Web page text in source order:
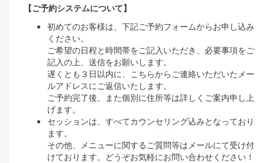
【ご予約システムについて】
初めてのお客様は、下記ご予約フォームからお申し込み
ください。
ご希望の日程と時間帯をご記入いただき、必要事項をご
記入の上、送信をお願いします。
遅くとも３日以内に、こちらからご連絡いただいたメー
ルアドレスにご返信いたします。
ご予約完了後、また個別に住所等は詳しくご案内申し上
げます。
セッションは、すべてカウンセリング込みとなっており
ます。
その他、メニューに関するご質問等はメールにて受け付
けております。どうぞお気軽にお問い合わせください！